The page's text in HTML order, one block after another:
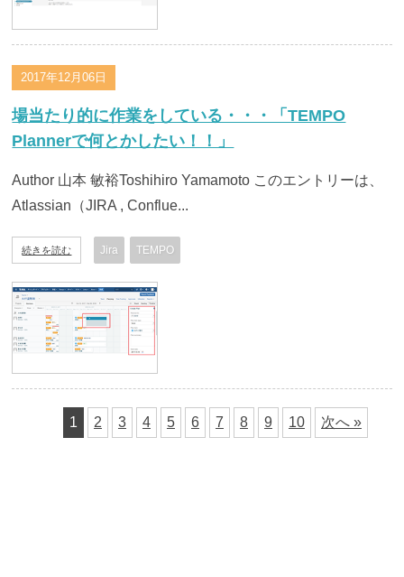
2017年12月06日
場当たり的に作業をしている・・・「TEMPO
Plannerで何とかしたい！！」
Author 山本 敏裕Toshihiro Yamamoto このエントリーは、
Atlassian（JIRA , Conflue...
続きを読む Jira TEMPO
1 2 3 4 5 6 7 8 9 10 次へ »